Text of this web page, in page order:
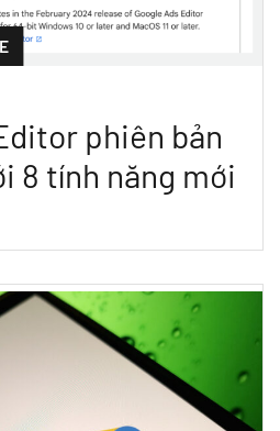
phiên bản
8 tính năng mới